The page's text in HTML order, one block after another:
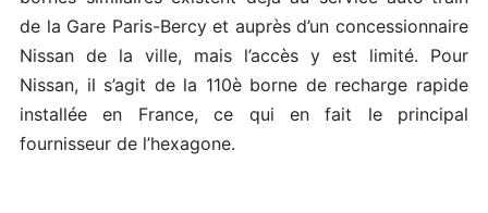
de la Gare Paris-Bercy et auprès d’un concessionnaire
Nissan de la ville, mais l’accès y est limité. Pour
Nissan, il s’agit de la 110è borne de recharge rapide
installée en France, ce qui en fait le principal
fournisseur de l’hexagone.